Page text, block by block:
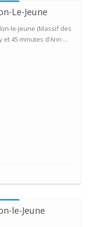
Le-Jeune
le-Jeune (Massif des
45 minutes d’Ann ...
le-Jeune